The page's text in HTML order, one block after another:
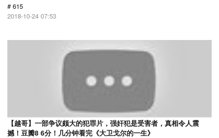
# 615
2018-10-24 07:53
【越哥】一部争议颇大的犯罪片，强奸犯是受害者，真相令人震
撼！豆瓣8 6分！几分钟看完《大卫戈尔的一生》